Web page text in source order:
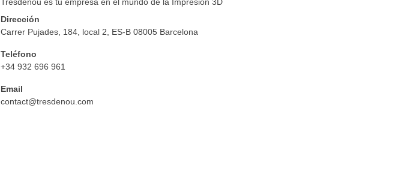
Dirección
Carrer Pujades, 184, local 2, ES-B 08005 Barcelona
Teléfono
+34 932 696 961
Email
contact@tresdenou.com